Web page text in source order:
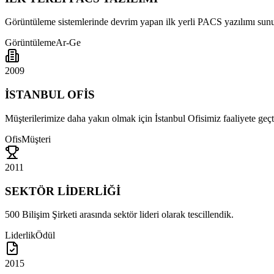
Görüntüleme sistemlerinde devrim yapan ilk yerli PACS yazılımı
GörüntülemeAr-Ge
2009
İSTANBUL OFİS
Müşterilerimize daha yakın olmak için İstanbul Ofisimiz faaliyete
OfisMüşteri
2011
SEKTÖR LİDERLİĞİ
500 Bilişim Şirketi arasında sektör lideri olarak tescillendik.
LiderlikÖdül
2015